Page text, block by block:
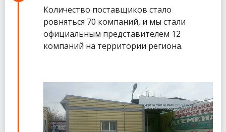
Количество поставщиков стало
ровняться 70 компаний, и мы стали
официальным представителем 12
компаний на территории региона.